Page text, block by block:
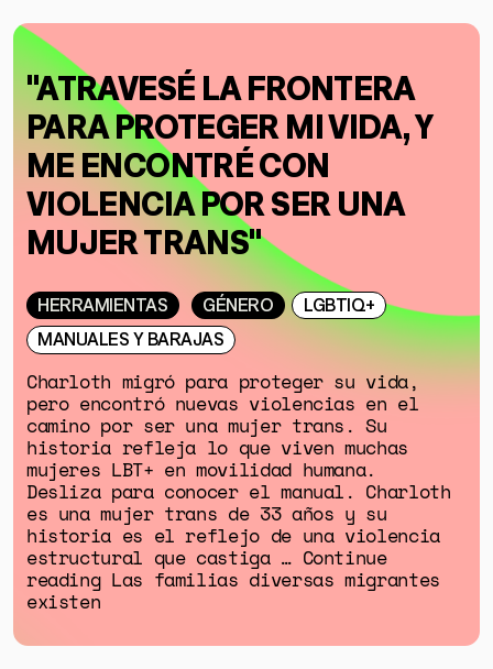
"ATRAVESÉ LA FRONTERA
PARA PROTEGER MI VIDA, Y
ME ENCONTRÉ CON
VIOLENCIA POR SER UNA
MUJER TRANS"
HERRAMIENTAS GÉNERO
LGBTIQ+
MANUALES Y BARAJAS
Charloth migró para proteger su vida,
pero encontró nuevas violencias en el
camino por ser una mujer trans. Su
historia refleja lo que viven muchas
mujeres LBT+ en movilidad humana.
Desliza para conocer el manual. Charloth
es una mujer trans de 33 años y su
historia es el reflejo de una violencia
estructural que castiga … Continue
reading Las familias diversas migrantes
existen